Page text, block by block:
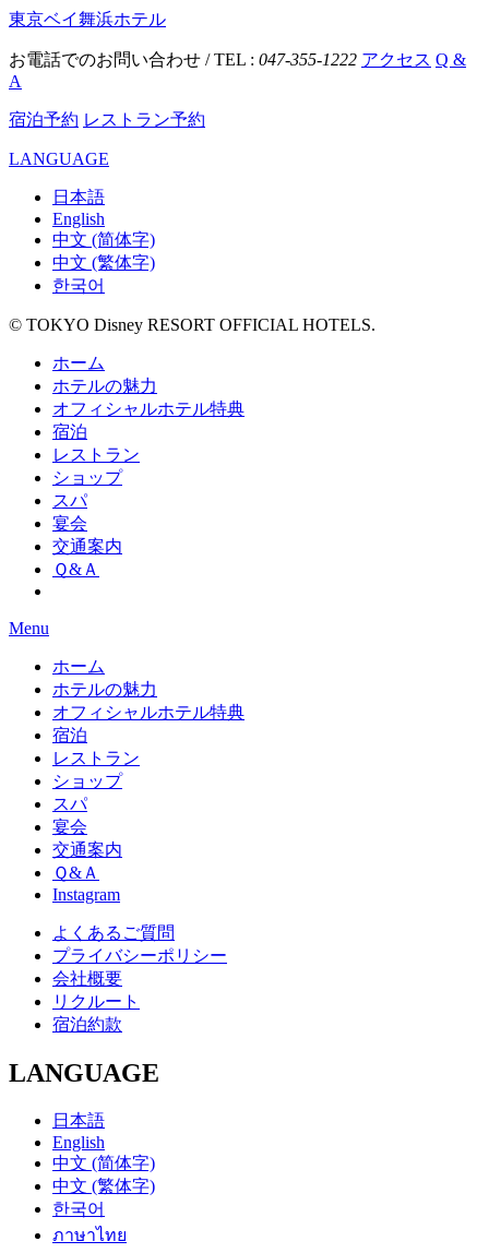
東京ベイ舞浜ホテル
お電話でのお問い合わせ / TEL : 047-355-1222 アクセス Q &
A
宿泊予約 レストラン予約
LANGUAGE
日本語
English
中文 (简体字)
中文 (繁体字)
한국어
© TOKYO Disney RESORT OFFICIAL HOTELS.
ホーム
ホテルの魅力
オフィシャルホテル特典
宿泊
レストラン
ショップ
スパ
宴会
交通案内
Ｑ&Ａ
Menu
ホーム
ホテルの魅力
オフィシャルホテル特典
宿泊
レストラン
ショップ
スパ
宴会
交通案内
Ｑ&Ａ
Instagram
よくあるご質問
プライバシーポリシー
会社概要
リクルート
宿泊約款
LANGUAGE
日本語
English
中文 (简体字)
中文 (繁体字)
한국어
ภาษาไทย